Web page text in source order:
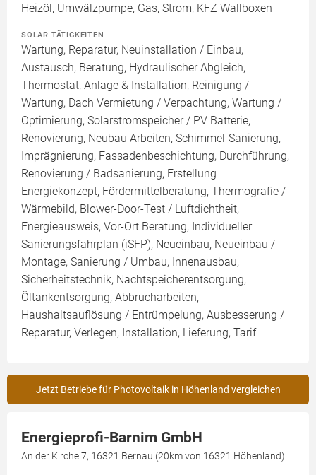
Heizöl, Umwälzpumpe, Gas, Strom, KFZ Wallboxen
SOLAR TÄTIGKEITEN
Wartung, Reparatur, Neuinstallation / Einbau,
Austausch, Beratung, Hydraulischer Abgleich,
Thermostat, Anlage & Installation, Reinigung /
Wartung, Dach Vermietung / Verpachtung, Wartung /
Optimierung, Solarstromspeicher / PV Batterie,
Renovierung, Neubau Arbeiten, Schimmel-Sanierung,
Imprägnierung, Fassadenbeschichtung, Durchführung,
Renovierung / Badsanierung, Erstellung
Energiekonzept, Fördermittelberatung, Thermografie /
Wärmebild, Blower-Door-Test / Luftdichtheit,
Energieausweis, Vor-Ort Beratung, Individueller
Sanierungsfahrplan (iSFP), Neueinbau, Neueinbau /
Montage, Sanierung / Umbau, Innenausbau,
Sicherheitstechnik, Nachtspeicherentsorgung,
Öltankentsorgung, Abbrucharbeiten,
Haushaltsauflösung / Entrümpelung, Ausbesserung /
Reparatur, Verlegen, Installation, Lieferung, Tarif
Jetzt Betriebe für Photovoltaik in Höhenland vergleichen
Energieprofi-Barnim GmbH
An der Kirche 7, 16321 Bernau (20km von 16321 Höhenland)